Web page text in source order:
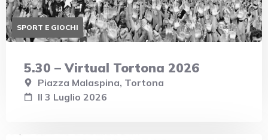
SPORT E GIOCHI
5.30 – Virtual Tortona 2026
Piazza Malaspina, Tortona
Il 3 Luglio 2026